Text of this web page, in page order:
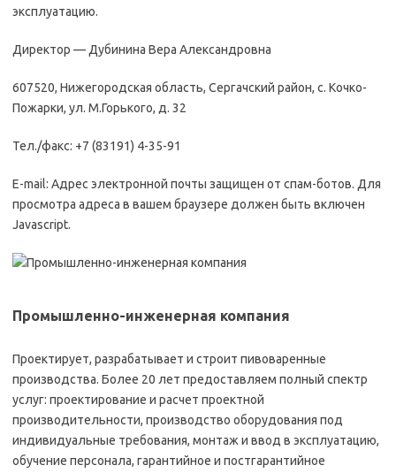
эксплуатацию.
Директор — Дубинина Вера Александровна
607520, Нижегородская область, Сергачский район, с. Кочко-
Пожарки, ул. М.Горького, д. 32
Тел./факс: +7 (83191) 4-35-91
E-mail: Адрес электронной почты защищен от спам-ботов. Для
просмотра адреса в вашем браузере должен быть включен
Javascript.
Промышленно-инженерная компания
Проектирует, разрабатывает и строит пивоваренные
производства. Более 20 лет предоставляем полный спектр
услуг: проектирование и расчет проектной
производительности, производство оборудования под
индивидуальные требования, монтаж и ввод в эксплуатацию,
обучение персонала, гарантийное и постгарантийное